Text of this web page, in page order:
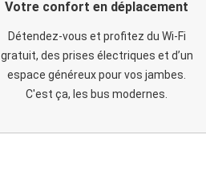
Votre confort en déplacement
Détendez-vous et profitez du Wi-Fi
gratuit, des prises électriques et d’un
espace généreux pour vos jambes.
C'est ça, les bus modernes.